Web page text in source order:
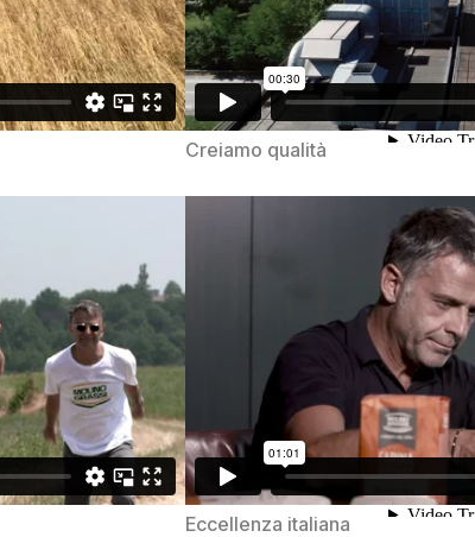
Creiamo qualità
Eccellenza italiana